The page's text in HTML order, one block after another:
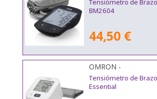
Tensiómetro de
BM2604
44,50 €
OMRON -
Tensiómetro de
Essential